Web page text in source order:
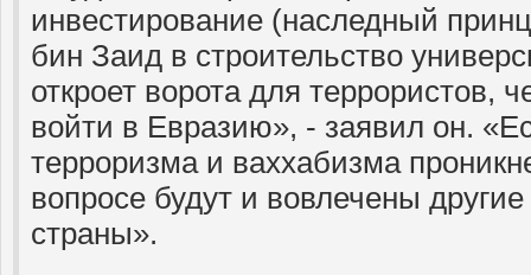
инвестирование (наследный
бин Заид в строительство
откроет ворота для террористов,
войти в Евразию», - заявил он.
терроризма и ваххабизма
вопросе будут и вовлечены
страны».